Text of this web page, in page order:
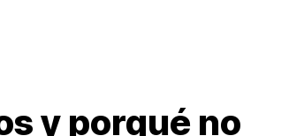
y porqué no